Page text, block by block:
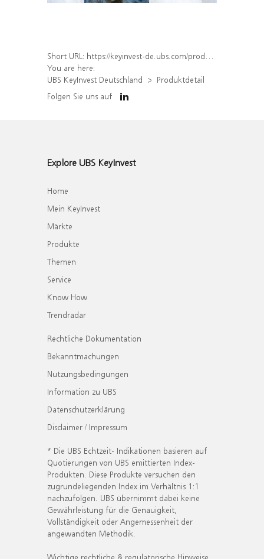
Short URL: https://keyinvest-de.ubs.com/produkt/detail/index/isin/DE000WA8NQ30
You are here:
UBS KeyInvest Deutschland
Produktdetail
Folgen Sie uns auf
Explore UBS KeyInvest
Home
Mein KeyInvest
Märkte
Produkte
Themen
Service
Know How
Trendradar
Rechtliche Dokumentation
Bekanntmachungen
Nutzungsbedingungen
Information zu UBS
Datenschutzerklärung
Disclaimer / Impressum
* Die UBS Echtzeit- Indikationen basieren auf
Quotierungen von UBS emittierten Index-
Produkten. Diese Produkte versuchen den
zugrundeliegenden Index im Verhältnis 1:1
nachzufolgen. UBS übernimmt dabei keine
Gewährleistung für die Genauigkeit,
Vollständigkeit oder Angemessenheit der
angewandten Methodik.